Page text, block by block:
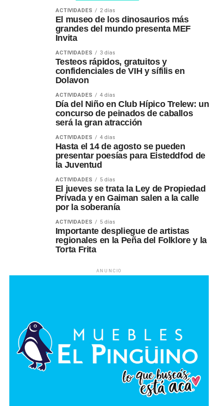
ACTIVIDADES 2 días
El museo de los dinosaurios más
grandes del mundo presenta MEF
Invita
ACTIVIDADES 3 días
Testeos rápidos, gratuitos y
confidenciales de VIH y sífilis en
Dolavon
ACTIVIDADES 4 días
Día del Niño en Club Hípico Trelew: un
concurso de peinados de caballos
será la gran atracción
ACTIVIDADES 4 días
Hasta el 14 de agosto se pueden
presentar poesías para Eisteddfod de
la Juventud
ACTIVIDADES 5 días
El jueves se trata la Ley de Propiedad
Privada y en Gaiman salen a la calle
por la soberanía
ACTIVIDADES 5 días
Importante despliegue de artistas
regionales en la Peña del Folklore y la
Torta Frita
ANUNCIO